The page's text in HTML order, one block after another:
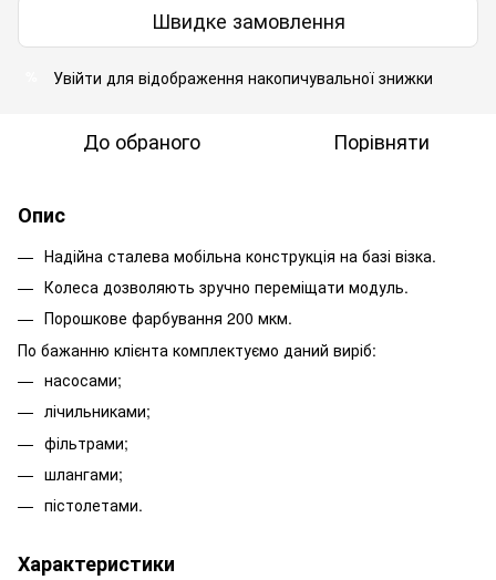
Швидке замовлення
Увійти для відображення накопичувальної знижки
До обраного Порівняти
Опис
Надійна сталева мобільна конструкція на базі візка.
Колеса дозволяють зручно переміщати модуль.
Порошкове фарбування 200 мкм.
По бажанню клієнта комплектуємо даний виріб:
насосами;
лічильниками;
фільтрами;
шлангами;
пістолетами.
Характеристики